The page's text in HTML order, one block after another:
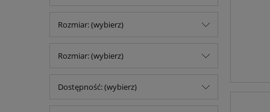
Rozmiar: (wybierz)
Rozmiar: (wybierz)
Dostępność: (wybierz)